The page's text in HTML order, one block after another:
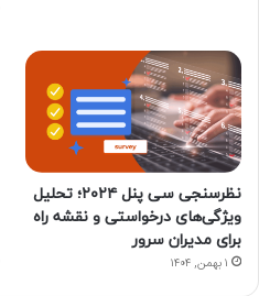
نظرسنجی سی پنل ۲۰۲۴؛ تحلیل
ویژگی‌های درخواستی و نقشه راه
برای مدیران سرور
۱ بهمن, ۱۴۰۴